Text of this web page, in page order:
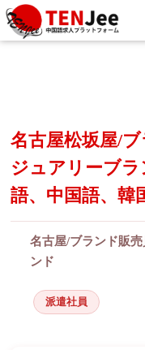
名古屋松坂屋/
ジュアリーブ
語、中国語、韓
名古屋/ブランド販
ンド
派遣社員